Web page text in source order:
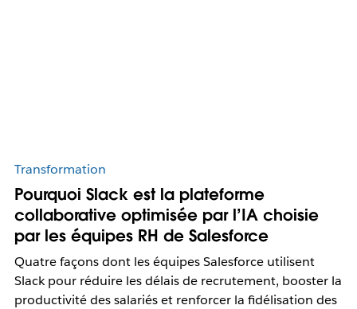
Transformation
Pourquoi Slack est la plateforme
collaborative optimisée par l’IA choisie
par les équipes RH de Salesforce
Quatre façons dont les équipes Salesforce utilisent
Slack pour réduire les délais de recrutement, booster la
productivité des salariés et renforcer la fidélisation des